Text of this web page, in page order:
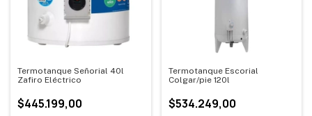
Termotanque Señorial 40l
Zafiro Eléctrico
$445.199,00
Termotanque Escorial
Colgar/pie 120l
$534.249,00